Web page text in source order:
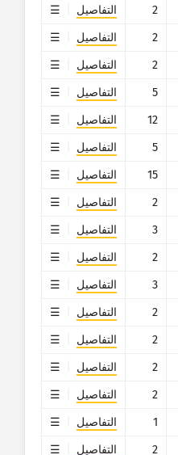
2
التفاصيل
2
التفاصيل
2
التفاصيل
5
التفاصيل
12
التفاصيل
5
التفاصيل
15
التفاصيل
2
التفاصيل
3
التفاصيل
2
التفاصيل
3
التفاصيل
2
التفاصيل
2
التفاصيل
2
التفاصيل
2
التفاصيل
1
التفاصيل
2
التفاصيل